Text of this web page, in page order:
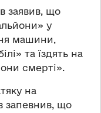
заявив, що
у
машини,
та їздять на
смерті».
на
запевнив, що